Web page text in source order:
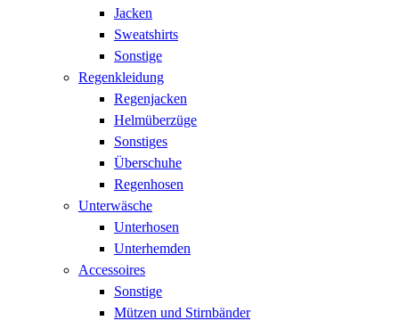
Jacken
Sweatshirts
Sonstige
Regenkleidung
Regenjacken
Helmüberzüge
Sonstiges
Überschuhe
Regenhosen
Unterwäsche
Unterhosen
Unterhemden
Accessoires
Sonstige
Mützen und Stirnbänder